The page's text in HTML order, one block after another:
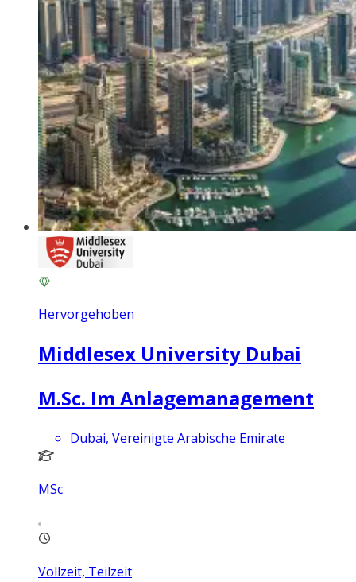
Hervorgehoben
Middlesex University Dubai
M.Sc. Im Anlagemanagement
Dubai, Vereinigte Arabische Emirate
MSc
Vollzeit, Teilzeit